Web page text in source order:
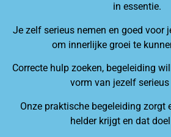
in essentie.
Je zelf serieus nemen en goed voor
om innerlijke groei te
Correcte hulp zoeken, begeleiding
vorm van jezelf serieus
Onze praktische begeleiding zorgt
helder krijgt en dat